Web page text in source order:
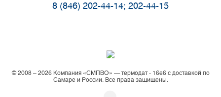
© 2008 – 2026 Компания «СМПВО» — термодат - 16е6 с доставкой по
Самаре и России. Все права защищены.
8 (846) 202-44-14; 202-44-15